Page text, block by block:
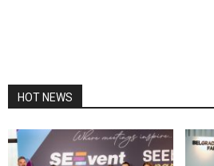
HOT NEWS